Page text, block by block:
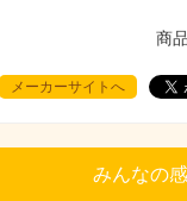
商
メーカーサイトへ
みんなの